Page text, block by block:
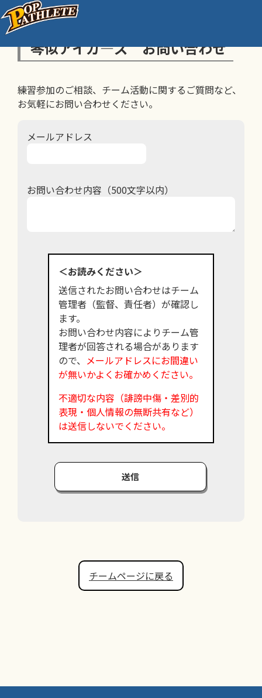
琴似アイガ―ズ お問い合わせ
練習参加のご相談、チーム活動に関するご質問など、
お気軽にお問い合わせください。
メールアドレス
お問い合わせ内容（500文字以内）
＜お読みください＞
送信されたお問い合わせはチーム
管理者（監督、責任者）が確認し
ます。
お問い合わせ内容によりチーム管
理者が回答される場合があります
ので、 メールアドレスにお間違い
が無いかよくお確かめください。
不適切な内容（誹謗中傷・差別的
表現・個人情報の無断共有など）
は送信しないでください。
送信
チームページに戻る